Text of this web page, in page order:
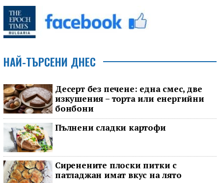
НАЙ-ТЪРСЕНИ ДНЕС
Десерт без печене: една смес, две
изкушения – торта или енергийни
бонбони
Пълнени сладки картофи
Сиренените плоски питки с
патладжан имат вкус на лято